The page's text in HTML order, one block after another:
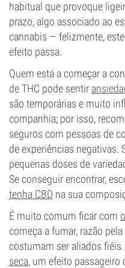
habitual que provoque
prazo, algo associado ao
cannabis — felizmente,
efeito passa.
Quem está a começar a
de THC pode sentir
são temporárias e muito
companhia; por isso,
seguros com pessoas de
de experiências negativas.
pequenas doses de
Se conseguir encontrar,
tenha CBD na sua
É muito comum ficar com
começa a fumar, razão
costumam ser aliados
seca, um efeito